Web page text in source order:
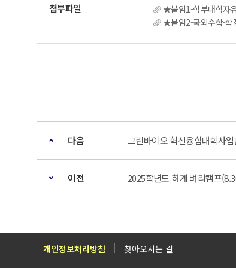
★붙임1-학부대학자
★붙임2-국외수학-학
다음 그린바이오 혁신융합대학사
이전 2025학년도 하계 벼리캠프
개인정보처리방침 찾아오시는 길